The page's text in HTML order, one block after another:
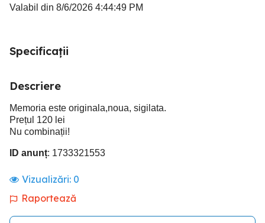
Valabil din 8/6/2026 4:44:49 PM
Specificații
Descriere
Memoria este originala,noua, sigilata.
Prețul 120 lei
Nu combinații!
ID anunț: 1733321553
Vizualizări: 0
Raportează